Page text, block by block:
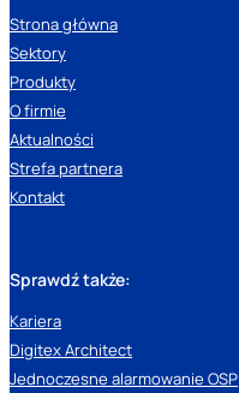
Strona główna
Sektory
Produkty
O firmie
Aktualności
Strefa partnera
Kontakt
Sprawdź także:
Kariera
Digitex Architect
Jednoczesne alarmowanie OSP